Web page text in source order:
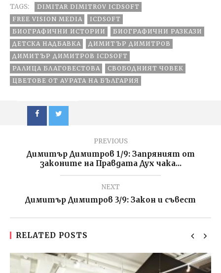
TAGS:
DIMITAR DIMITROV ICDSOFT
FREE VISION MEDIA
ICDSOFT
БИОГРАФИЧНИ ИСТОРИИ
БИОГРАФИЧНИ РАЗКАЗИ
ДЕТСКА НАДБАВКА
ДИМИТЪР ДИМИТРОВ
ДИМИТЪР ДИМИТРОВ ICDSOFT
РАЛИЦА БЛАГОВЕСТОВА
СВОБОДНИЯТ ЧОВЕК
ЦВЕТОВЕ ОТ АУРАТА НА БЪЛГАРИЯ
PREVIOUS
Димитър Димитров 1/9: Запряният от
законите на Правдата Дух чака...
NEXT
Димитър Димитров 3/9: Закон и съвест
RELATED POSTS